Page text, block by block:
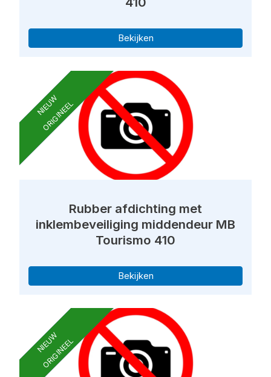
Bekijken
NIEUW
ORIGINEEL
Rubber afdichting met
inklembeveiliging middendeur MB
Tourismo 410
Bekijken
NIEUW
ORIGINEEL